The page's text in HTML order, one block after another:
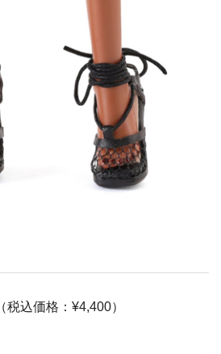
（税込価格：¥4,400）